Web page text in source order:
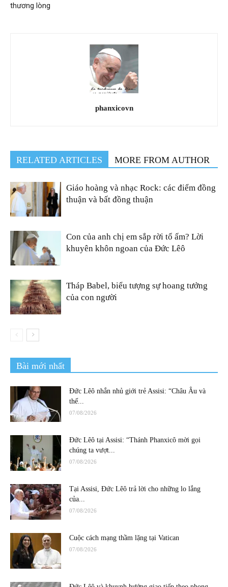
thương lòng
phanxicovn
RELATED ARTICLES MORE FROM AUTHOR
Giáo hoàng và nhạc Rock: các điểm đồng
thuận và bất đồng thuận
Con của anh chị em sắp rời tổ ấm? Lời
khuyên khôn ngoan của Đức Lêô
Tháp Babel, biểu tượng sự hoang tưởng
của con người
Bài mới nhất
Đức Lêô nhắn nhủ giới trẻ Assisi: “Châu Âu và
thế...
07/08/2026
Đức Lêô tại Assisi: “Thánh Phanxicô mời gọi
chúng ta vượt...
07/08/2026
Tại Assisi, Đức Lêô trả lời cho những lo lắng
của...
07/08/2026
Cuộc cách mạng thầm lặng tại Vatican
07/08/2026